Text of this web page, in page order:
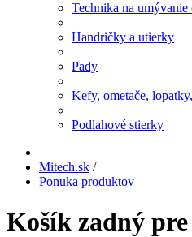
Technika na umývanie
Handričky a utierky
Pady
Kefy, ometače,
Podlahové stierky
Mitech.sk /
Ponuka produktov
Košík zadný